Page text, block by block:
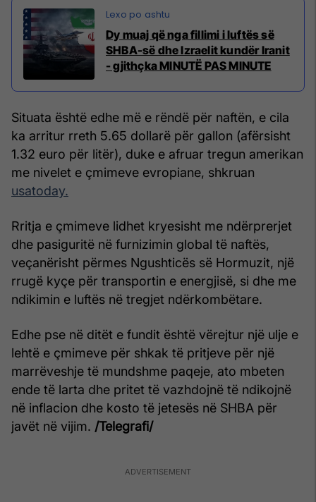
Dy muaj që nga fillimi i luftës së
SHBA-së dhe Izraelit kundër Iranit
- gjithçka MINUTË PAS MINUTE
Situata është edhe më e rëndë për naftën, e cila
ka arritur rreth 5.65 dollarë për gallon (afërsisht
1.32 euro për litër), duke e afruar tregun amerikan
me nivelet e çmimeve evropiane, shkruan
usatoday.
Rritja e çmimeve lidhet kryesisht me ndërprerjet
dhe pasiguritë në furnizimin global të naftës,
veçanërisht përmes Ngushticës së Hormuzit, një
rrugë kyçe për transportin e energjisë, si dhe me
ndikimin e luftës në tregjet ndërkombëtare.
Edhe pse në ditët e fundit është vërejtur një ulje e
lehtë e çmimeve për shkak të pritjeve për një
marrëveshje të mundshme paqeje, ato mbeten
ende të larta dhe pritet të vazhdojnë të ndikojnë
në inflacion dhe kosto të jetesës në SHBA për
javët në vijim. /Telegrafi/